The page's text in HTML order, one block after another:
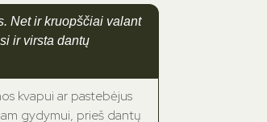
Net ir kruopščiai valant
ir virsta dantų
kvapui ar pastebėjus
gydymui, prieš dantų